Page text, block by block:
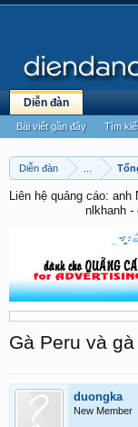
Diễn đàn
Liên hệ quảng cáo: anh
nlkhanh -
Gà Peru và
duongka
New Member
Diễn đàn
Bài viết gần đây Tìm